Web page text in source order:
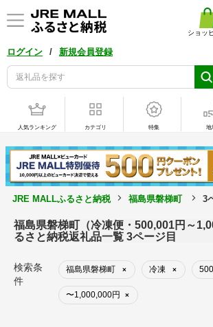
ログイン / 新規会員登録
ショッ
人気ランキング カテゴリ 特集 地
JRE MALLふるさと納税 福島県磐梯町 3
福島県磐梯町（冷凍便・500,001円～
るさと納税返礼品一覧 3ページ目
検索条
件
福島県磐梯町 × 冷凍 ×
〜1,000,000円 ×